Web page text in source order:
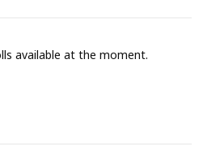
available at the moment.